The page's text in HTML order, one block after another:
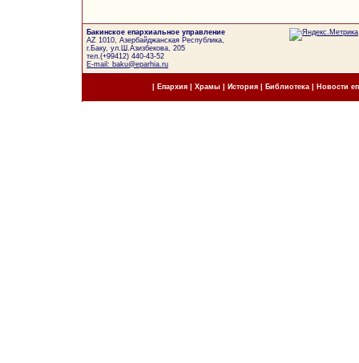
Бакинское епархиальное управление
AZ 1010, Азербайджанская Республика,
г.Баку, ул.Ш.Азизбекова, 205
тел.(+99412) 440-43-52
E-mail: baku@eparhia.ru
Епархия| Храмы История| Библиотека Новости